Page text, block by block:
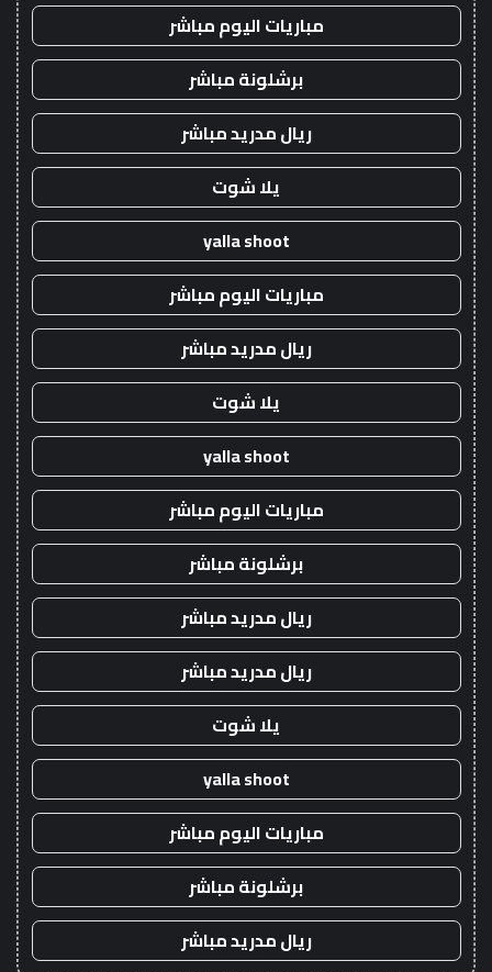
مباريات اليوم مباشر
برشلونة مباشر
ريال مدريد مباشر
يلا شوت
yalla shoot
مباريات اليوم مباشر
ريال مدريد مباشر
يلا شوت
yalla shoot
مباريات اليوم مباشر
برشلونة مباشر
ريال مدريد مباشر
ريال مدريد مباشر
يلا شوت
yalla shoot
مباريات اليوم مباشر
برشلونة مباشر
ريال مدريد مباشر